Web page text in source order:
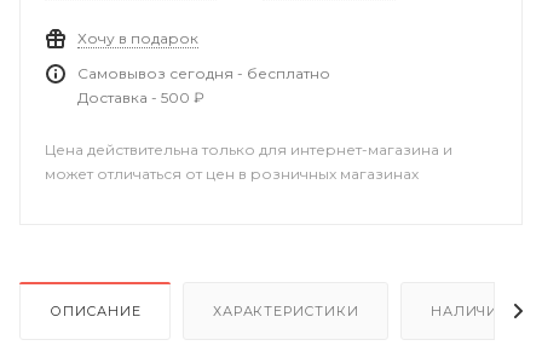
Хочу в подарок
Самовывоз сегодня - бесплатно
Доставка - 500 ₽
Цена действительна только для интернет-магазина и
может отличаться от цен в розничных магазинах
ОПИСАНИЕ ХАРАКТЕРИСТИКИ НАЛИЧИЕ В